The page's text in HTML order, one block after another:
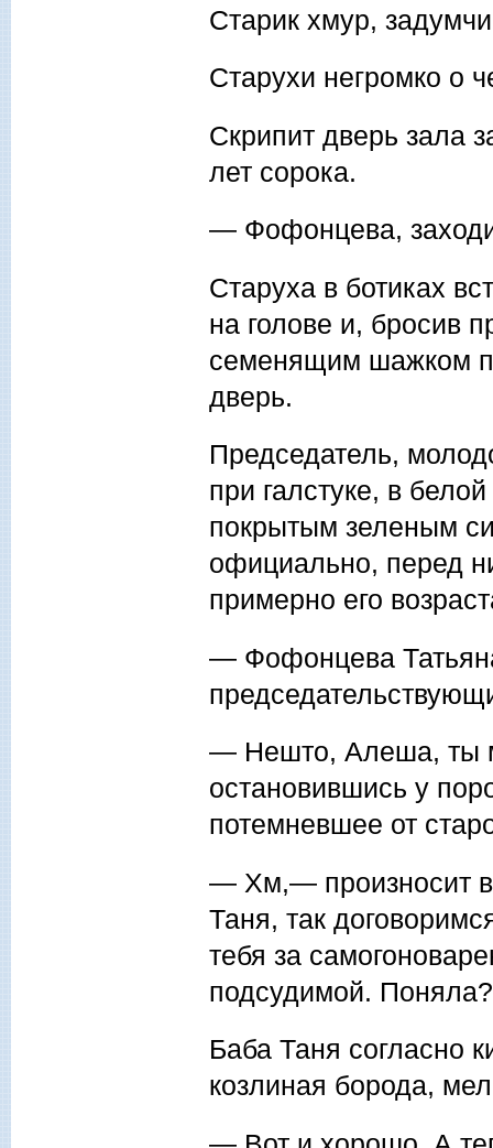
Старик хмур,
Старухи негромко о
Скрипит дверь зала
лет сорока.
— Фофонцева,
Старуха в ботиках
на голове и, бросив
семенящим шажком
дверь.
Председатель,
при галстуке, в
покрытым зеленым
официально, перед
примерно его
— Фофонцева
— Нешто, Алеша, ты
остановившись у
потемневшее от
— Хм,— произносит
Таня, так
тебя за
подсудимой. Поняла?
Баба Таня согласно
козли­ная борода,